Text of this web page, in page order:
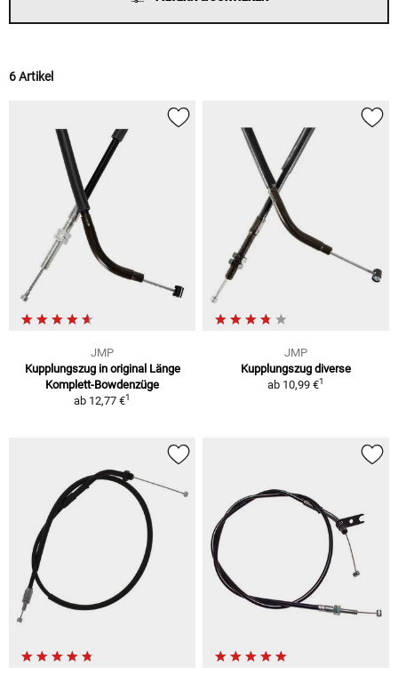
6 Artikel
JMP
Kupplungszug in original Länge
Komplett-Bowdenzüge
ab 12,77 €1
JMP
Kupplungszug diverse
ab 10,99 €1